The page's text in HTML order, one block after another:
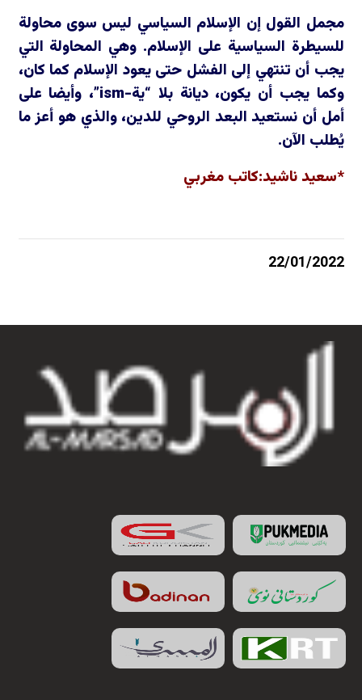
مجمل القول إن الإسلام السياسي ليس سوى محاولة
للسيطرة السياسية على الإسلام. وهي المحاولة التي
يجب أن تنتهي إلى الفشل حتى يعود الإسلام كما كان،
وكما يجب أن يكون، ديانة بلا “ية-ism”، وأيضا على
أمل أن نستعيد البعد الروحي للدين، والذي هو أعز ما
يُطلب الآن.
*سعيد ناشيد:كاتب مغربي
22/01/2022